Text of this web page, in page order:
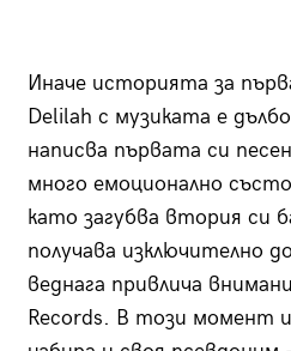
Иначе историята за
Delilah с музиката е
написва първата си
много емоционално
като загубва втория си
получава изключително
веднага привлича
Records. В този момент